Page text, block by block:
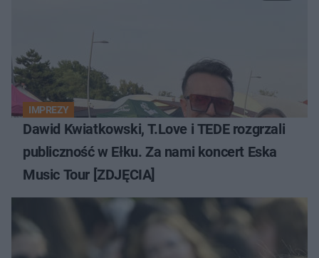
IMPREZY
Dawid Kwiatkowski, T.Love i TEDE rozgrzali
publiczność w Ełku. Za nami koncert Eska
Music Tour [ZDJĘCIA]